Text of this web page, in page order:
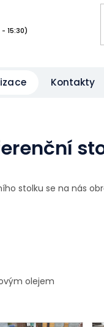
15:30)
Kontakty
stolku se na nás
olejem